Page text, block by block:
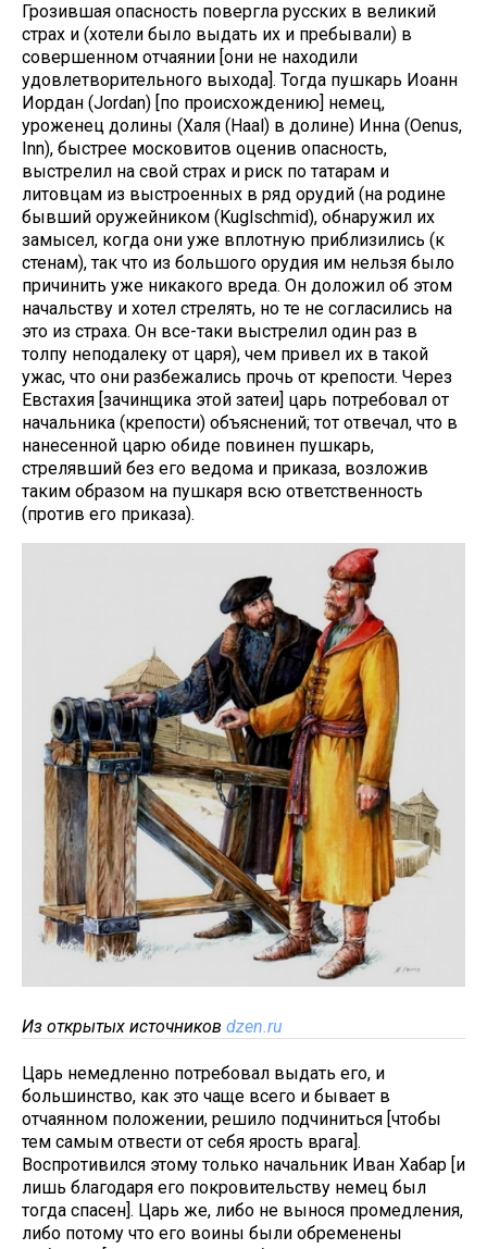
Грозившая опасность повергла русских в великий
страх и (хотели было выдать их и пребывали) в
совершенном отчаянии [они не находили
удовлетворительного выхода]. Тогда пушкарь Иоанн
Иордан (Jordan) [по происхождению] немец,
уроженец долины (Халя (Haal) в долине) Инна (Oenus,
Inn), быстрее московитов оценив опасность,
выстрелил на свой страх и риск по татарам и
литовцам из выстроенных в ряд орудий (на родине
бывший оружейником (Kuglschmid), обнаружил их
замысел, когда они уже вплотную приблизились (к
стенам), так что из большого орудия им нельзя было
причинить уже никакого вреда. Он доложил об этом
начальству и хотел стрелять, но те не согласились на
это из страха. Он все-таки выстрелил один раз в
толпу неподалеку от царя), чем привел их в такой
ужас, что они разбежались прочь от крепости. Через
Евстахия [зачинщика этой затеи] царь потребовал от
начальника (крепости) объяснений; тот отвечал, что в
нанесенной царю обиде повинен пушкарь,
стрелявший без его ведома и приказа, возложив
таким образом на пушкаря всю ответственность
(против его приказа).
Из открытых источников dzen.ru
Царь немедленно потребовал выдать его, и
большинство, как это чаще всего и бывает в
отчаянном положении, решило подчиниться [чтобы
тем самым отвести от себя ярость врага].
Воспротивился этому только начальник Иван Хабар [и
лишь благодаря его покровительству немец был
тогда спасен]. Царь же, либо не вынося промедления,
либо потому что его воины были обременены